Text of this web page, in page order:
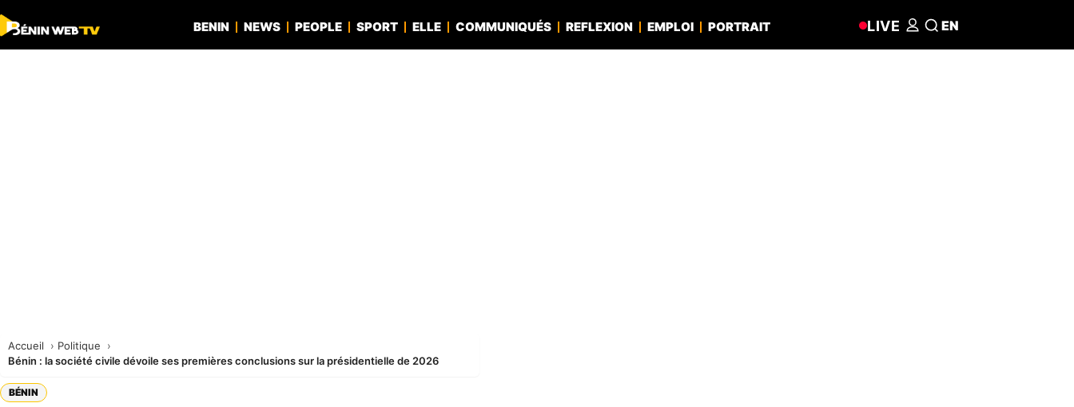
BENIN NEWS PEOPLE SPORT ELLE COMMUNIQUÉS REFLEXION EMPLOI PORTRAIT LIVE EN
Accueil
Politique
Bénin : la société civile dévoile ses premières conclusions sur la présidentielle de 2026
BÉNIN